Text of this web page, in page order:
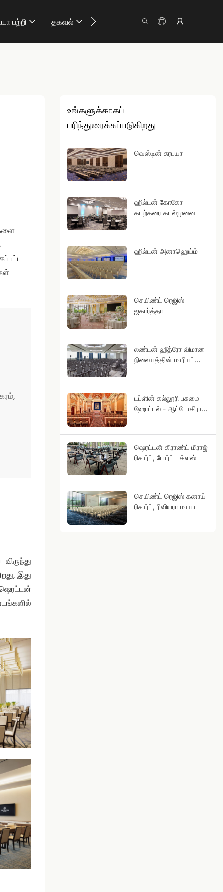
பற்றி தகவல் எங்களை தொடர்புக
இது
உங்களுக்காகப்
பரிந்துரைக்கப்படுகிறது
வெஸ்டின் சுரபயா
ஹில்டன் கோகோ
கடற்கரை கடல்முனை
ஹில்டன் அனாஹெய்ம்
செயிண்ட் ரெஜிஸ்
ஜகார்த்தா
லண்டன் ஹீத்ரோ விமான
நிலையத்தின் மாரியட்
டப்ளின் கல்லூரி பசுமை
ஹோட்டல் - ஆட்டோகிராப்
ஷெரட்டன் கிராண்ட் மிராஜ்
ரிசார்ட், போர்ட் டக்ளஸ்
செயிண்ட் ரெஜிஸ் கனாய்
ரிசார்ட், ரிவியரா மாயா